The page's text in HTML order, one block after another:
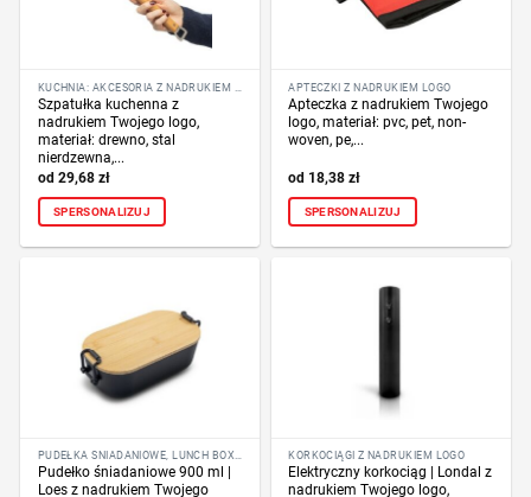
Szpatułka kuchenna z
nadrukiem Twojego logo,
materiał: drewno, stal
nierdzewna,...
29,68 zł
SPERSONALIZUJ
APTECZKI Z NADRUKIEM LOGO
Apteczka z nadrukiem Twojego
logo, materiał: pvc, pet, non-
woven, pe,...
18,38zł
SPERSONALIZUJ
Pudełko śniadaniowe 900 ml |
Loes z nadrukiem Twojego
KORKOCIĄGI Z NADRUKIEM LOGO
Elektryczny korkociąg | Londal z
nadrukiem Twojego logo,